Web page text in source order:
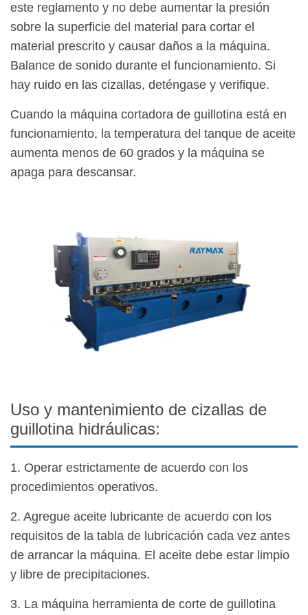
este reglamento y no debe aumentar la presión
sobre la superficie del material para cortar el
material prescrito y causar daños a la máquina.
Balance de sonido durante el funcionamiento. Si
hay ruido en las cizallas, deténgase y verifique.
Cuando la máquina cortadora de guillotina está en
funcionamiento, la temperatura del tanque de aceite
aumenta menos de 60 grados y la máquina se
apaga para descansar.
Uso y mantenimiento de cizallas de
guillotina hidráulicas:
1. Operar estrictamente de acuerdo con los
procedimientos operativos.
2. Agregue aceite lubricante de acuerdo con los
requisitos de la tabla de lubricación cada vez antes
de arrancar la máquina. El aceite debe estar limpio
y libre de precipitaciones.
3. La máquina herramienta de corte de guillotina